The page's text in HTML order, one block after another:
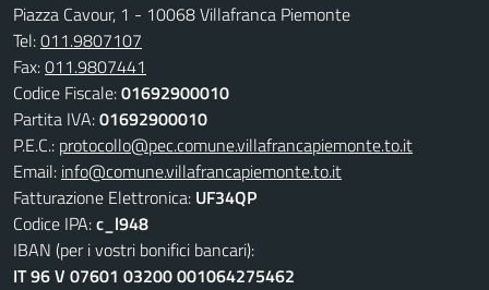
Piazza Cavour, 1 - 10068 Villafranca Piemonte
Tel:011.9807107
Fax:011.9807441
Codice Fiscale:01692900010
Partita IVA:01692900010
P.E.C.: protocollo@pec.comune.villafrancapiemonte.to.it
Email: info@comune.villafrancapiemonte.to.it
Fatturazione Elettronica: UF34QP
Codice IPA:c_l948
IBAN (per i vostri bonifici bancari):
IT 96 V 07601 03200 001064275462